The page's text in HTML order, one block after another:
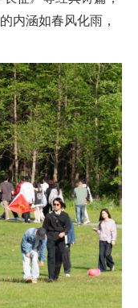
内涵如春风化雨，